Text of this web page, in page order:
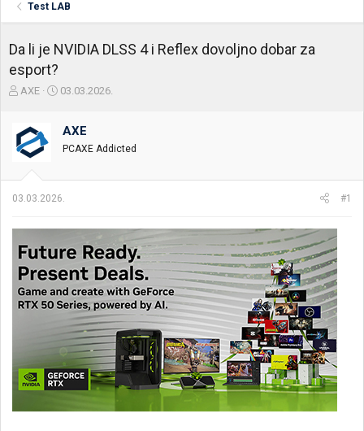
Test LAB
Da li je NVIDIA DLSS 4 i Reflex dovoljno dobar za
esport?
Z
e
t
i
k
e
AXE
D
u
m
o
k
a
n
j
a
03.03.2026.
AXE
PCAXE Addicted
03.03.2026. #1